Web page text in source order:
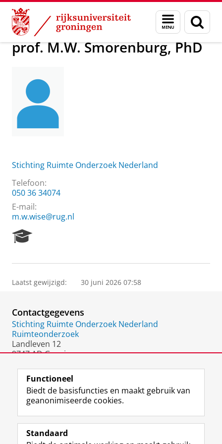
Skip
Content
Skip
Navigation
Menu
en
zoeken
Over ons prof. M.W. Smorenburg, PhD
prof. M.W. Smorenburg, PhD
Stichting Ruimte Onderzoek Nederland
Telefoon:
050 36 34074
E-mail:
m.w.wise@rug.nl
e
r
P
o
r
t
a
Laatst gewijzigd: 30 juni 2026 07:58
Contactgegevens
Stichting Ruimte Onderzoek Nederland
Ruimteonderzoek
Landleven 12
9747 AD Groningen
Volg de RUG
F
a
L
i
R
S
I
n
Y
o
Functioneel
Biedt de basisfuncties en maakt gebruik van
geanonimiseerde cookies.
Standaard